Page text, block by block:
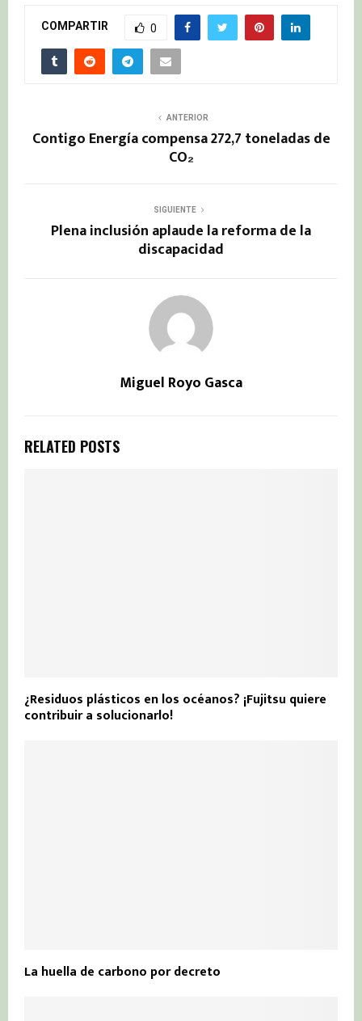
COMPARTIR 0
ANTERIOR
Contigo Energía compensa 272,7 toneladas de
CO₂
SIGUIENTE
Plena inclusión aplaude la reforma de la
discapacidad
Miguel Royo Gasca
RELATED POSTS
¿Residuos plásticos en los océanos? ¡Fujitsu quiere
contribuir a solucionarlo!
La huella de carbono por decreto